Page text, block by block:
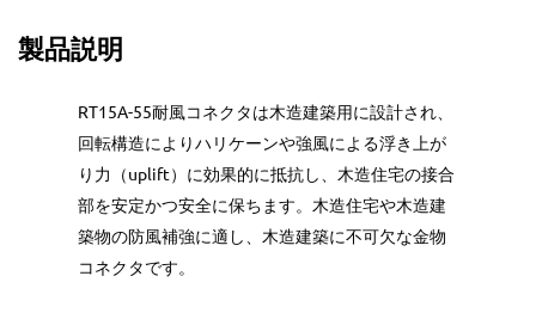
製品説明
RT15A-55耐風コネクタは木造建築用に設計され、
回転構造によりハリケーンや強風による浮き上が
り力（uplift）に効果的に抵抗し、木造住宅の接合
部を安定かつ安全に保ちます。木造住宅や木造建
築物の防風補強に適し、木造建築に不可欠な金物
コネクタです。